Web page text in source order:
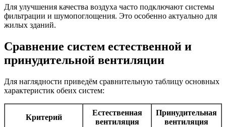
Для улучшения качества воздуха часто подключают системы
фильтрации и шумопоглощения. Это особенно актуально для
жилых зданий.
Сравнение систем естественной и
принудительной вентиляции
Для наглядности приведём сравнительную таблицу основных
характеристик обеих систем:
Критерий
Естественная
вентиляция
Принудительная
вентиляция